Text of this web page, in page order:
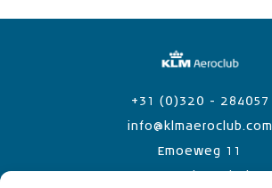
Emoeweg 11
info@klmaeroclub.com
+31 (0)320 - 284057